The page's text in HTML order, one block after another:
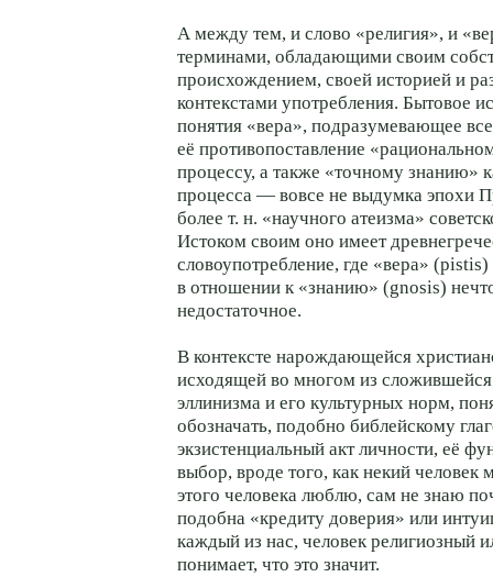
А между тем, и слово «религия», и
терминами, обладающими своим
происхождением, своей историей и
контекстами употребления. Бытовое
понятия «вера», подразумевающее
её противопоставление
процессу, а также «точному знанию»
процесса — вовсе не выдумка эпохи
более т. н. «научного атеизма»
Истоком своим оно имеет
словоупотребление, где «вера» (pistis)
в отношении к «знанию» (gnosis)
недостаточное.
В контексте нарождающейся
исходящей во многом из
эллинизма и его культурных норм,
обозначать, подобно библейскому
экзистенциальный акт личности, её
выбор, вроде того, как некий человек
этого человека люблю, сам не знаю
подобна «кредиту доверия» или
каждый из нас, человек религиозный
понимает, что это значит.